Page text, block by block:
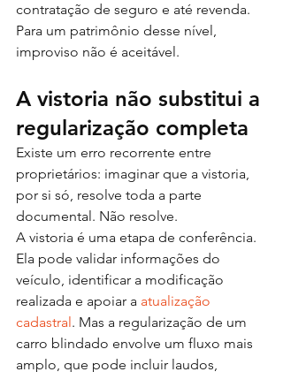
contratação de seguro e até revenda.
Para um patrimônio desse nível,
improviso não é aceitável.
A vistoria não substitui a
regularização completa
Existe um erro recorrente entre
proprietários: imaginar que a vistoria,
por si só, resolve toda a parte
documental. Não resolve.
A vistoria é uma etapa de conferência.
Ela pode validar informações do
veículo, identificar a modificação
realizada e apoiar a atualização
cadastral. Mas a regularização de um
carro blindado envolve um fluxo mais
amplo, que pode incluir laudos,